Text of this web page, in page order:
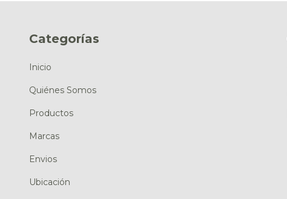
Categorías
Inicio
Quiénes Somos
Productos
Marcas
Envios
Ubicación